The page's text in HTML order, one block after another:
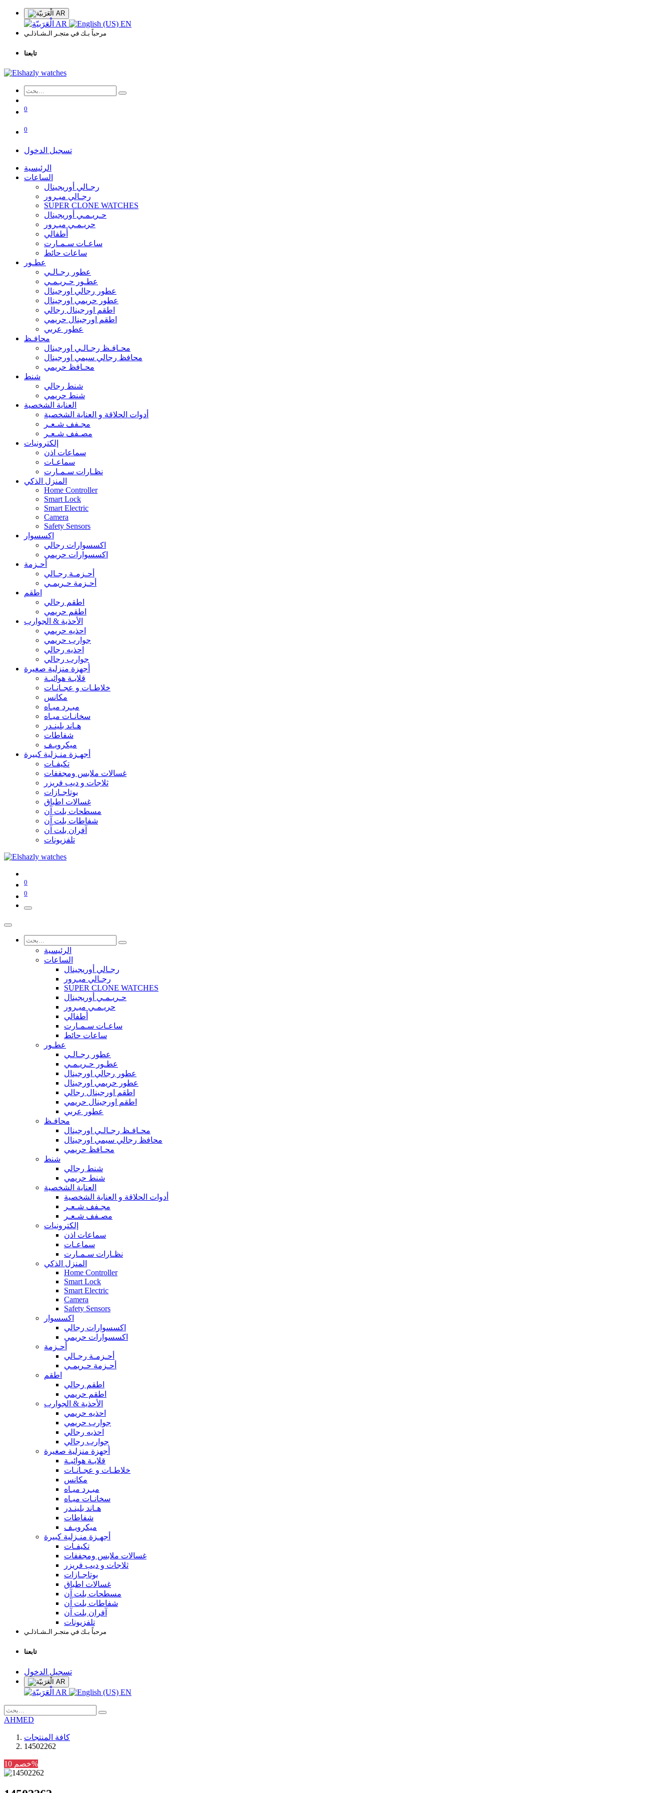
AR
AR EN
مرحباً بـك في متجـر الـشـاذلـي
تابعنا
0
0
تسجيل الدخول
الرئيسية
الساعات
رجـالي أوريجينال
رجـالي ميـرور
SUPER CLONE WATCHES
حـريـمـي أوريجينال
حريـمـي ميـرور
أطفالي
ساعـات سـمـارت
ساعات حائط
عطـور
عطور رجـالـي
عطـور حـريـمـي
عطور رجالي اورجينال
عطور حريمي اورجينال
اطقم اورجينال رجالي
اطقم اورجينال حريمي
عطور عربي
محافـظ
محـافـظ رجـالـي اورجينال
محافظ رجالي سيمي اورجينال
محـافظ حريمي
شنط
شنط رجالي
شنط حريمي
العناية الشخصية
أدوات الحلاقة و العناية الشخصية
مجـفف شـعـر
مصـفف شـعـر
إلكترونيات
سماعات اذن
سماعـات
نظـارات سـمـارت
المنزل الذكي
Home Controller
Smart Lock
Smart Electric
Camera
Safety Sensors
اكسسوار
اكسسوارات رجالي
اكسسوارات حريمي
أحـزمة
أحـزمـة رجـالي
أحـزمة حـريمـي
اطقم
اطقم رجالي
اطقم حريمي
الأحذية & الجوارب
احذيه حريمي
جوارب حريمي
احذيه رجالي
جوارب رجالي
أجهزة منزلية صغيرة
قلايـة هوائيـة
خلاطـات و عجـانـات
مكانس
مبـرد ميـاه
سخانـات ميـاه
هـاند بلينـدر
شفاطات
ميكرويـف
أجهـزة منـزلية كبيرة
تكيفـات
غسالات ملابس ومجففات
ثلاجات و ديب فريزر
بوتاجـازات
غسالات اطباق
مسطحات بلت آن
شفاطات بلت آن
آفران بلت آن
تلفزيونات
0
0
الرئيسية
الساعات
رجـالي أوريجينال
رجـالي ميـرور
SUPER CLONE WATCHES
حـريـمـي أوريجينال
حريـمـي ميـرور
أطفالي
ساعـات سـمـارت
ساعات حائط
عطـور
عطور رجـالـي
عطـور حـريـمـي
عطور رجالي اورجينال
عطور حريمي اورجينال
اطقم اورجينال رجالي
اطقم اورجينال حريمي
عطور عربي
محافـظ
محـافـظ رجـالـي اورجينال
محافظ رجالي سيمي اورجينال
محـافظ حريمي
شنط
شنط رجالي
شنط حريمي
العناية الشخصية
أدوات الحلاقة و العناية الشخصية
مجـفف شـعـر
مصـفف شـعـر
إلكترونيات
سماعات اذن
سماعـات
نظـارات سـمـارت
المنزل الذكي
Home Controller
Smart Lock
Smart Electric
Camera
Safety Sensors
اكسسوار
اكسسوارات رجالي
اكسسوارات حريمي
أحـزمة
أحـزمـة رجـالي
أحـزمة حـريمـي
اطقم
اطقم رجالي
اطقم حريمي
الأحذية & الجوارب
احذيه حريمي
جوارب حريمي
احذيه رجالي
جوارب رجالي
أجهزة منزلية صغيرة
قلايـة هوائيـة
خلاطـات و عجـانـات
مكانس
مبـرد ميـاه
سخانـات ميـاه
هـاند بلينـدر
شفاطات
ميكرويـف
أجهـزة منـزلية كبيرة
تكيفـات
غسالات ملابس ومجففات
ثلاجات و ديب فريزر
بوتاجـازات
غسالات اطباق
مسطحات بلت آن
شفاطات بلت آن
آفران بلت آن
تلفزيونات
مرحباً بـك في متجـر الـشـاذلـي
تابعنا
تسجيل الدخول
AR
AR EN
AHMED
كافة المنتجات
14502262
خصم 10%